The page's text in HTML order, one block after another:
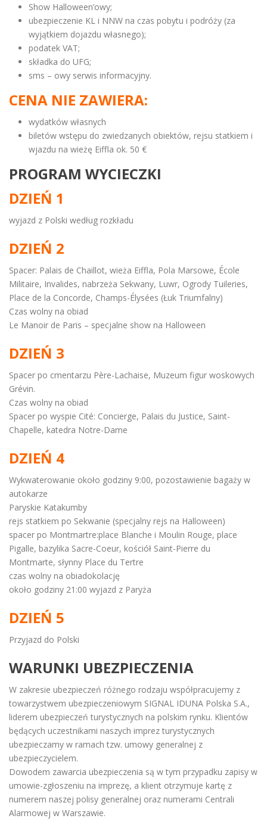
Show Halloween’owy;
ubezpieczenie KL i NNW na czas pobytu i podróży (za
wyjątkiem dojazdu własnego);
podatek VAT;
składka do UFG;
sms – owy serwis informacyjny.
CENA NIE ZAWIERA:
wydatków własnych
biletów wstępu do zwiedzanych obiektów, rejsu statkiem i
wjazdu na wieżę Eiffla ok. 50 €
PROGRAM WYCIECZKI
DZIEŃ 1
wyjazd z Polski według rozkładu
DZIEŃ 2
Spacer: Palais de Chaillot, wieża Eiffla, Pola Marsowe, École
Militaire, Invalides, nabrzeża Sekwany, Luwr, Ogrody Tuileries,
Place de la Concorde, Champs-Élysées (Łuk Triumfalny)
Czas wolny na obiad
Le Manoir de Paris – specjalne show na Halloween
DZIEŃ 3
Spacer po cmentarzu Père-Lachaise, Muzeum figur woskowych
Grévin.
Czas wolny na obiad
Spacer po wyspie Cité: Concierge, Palais du Justice, Saint-
Chapelle, katedra Notre-Dame
DZIEŃ 4
Wykwaterowanie około godziny 9:00, pozostawienie bagaży w
autokarze
Paryskie Katakumby
rejs statkiem po Sekwanie (specjalny rejs na Halloween)
spacer po Montmartre:place Blanche i Moulin Rouge, place
Pigalle, bazylika Sacre-Coeur, kościół Saint-Pierre du
Montmarte, słynny Place du Tertre
czas wolny na obiadokolację
około godziny 21:00 wyjazd z Paryża
DZIEŃ 5
Przyjazd do Polski
WARUNKI UBEZPIECZENIA
W zakresie ubezpieczeń różnego rodzaju współpracujemy z
towarzystwem ubezpieczeniowym SIGNAL IDUNA Polska S.A.,
liderem ubezpieczeń turystycznych na polskim rynku. Klientów
będących uczestnikami naszych imprez turystycznych
ubezpieczamy w ramach tzw. umowy generalnej z
ubezpieczycielem.
Dowodem zawarcia ubezpieczenia są w tym przypadku zapisy w
umowie-zgłoszeniu na imprezę, a klient otrzymuje kartę z
numerem naszej polisy generalnej oraz numerami Centrali
Alarmowej w Warszawie.